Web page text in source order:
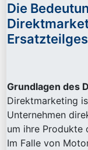
Die
Grundlagen des
Direktmarketing
Unternehmen
um ihre Produkte
Im Falle von